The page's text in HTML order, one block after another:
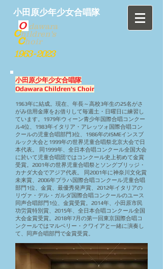
小田原少年少女合唱隊
O dawara
Children's
Choir
1963 - 2023
小田原少年少女合唱隊
Odawara Children's Choir
1963年に結成。現在、年長～高校3年生の25名がさ
がみ信用金庫をお借りして毎週土・日曜日に練習し
ています。1979年ウィーン青少年国際合唱コンクー
ル4位、1983年イタリア・アレッツォ国際合唱コン
クールの児童合唱部門3位、1986年のISMEインスブ
ルック大会と1999年の世界児童合唱祭北京大会で日
本代表。 同1999年、全日本合唱コンクール全国大会
に於いて児童合唱団ではコンクール史上初めて金賞
受賞。2001年の世界児童合唱祭とソングブリッジ・
カナダ大会でアジア代表。 同2001年に神奈川文化賞
未来賞、2006年プラハ国際合唱コンクール児童合唱
部門1位、金賞、最優秀発声賞、2012年イタリアの
リヴァ・デル・ガルダ国際合唱コンクールのユース
同声合唱部門1位、金賞受賞。2014年、小田原市民
功労賞特別賞、2015年、全日本合唱コンクール全国
大会金賞受賞。2018年7月の第一回東京国際合唱コ
ンクールではマルベリー・クワイアと一緒に演奏し
て、同声合唱部門で金賞受賞。